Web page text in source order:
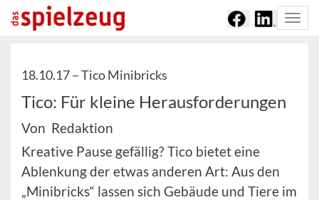
18.10.17 –Tico Minibricks
Tico: Für kleine Herausforderungen
Von Redaktion
Kreative Pause gefällig? Tico bietet eine
Ablenkung der etwas anderen Art: Aus den
„Minibricks“ lassen sich Gebäude und Tiere im